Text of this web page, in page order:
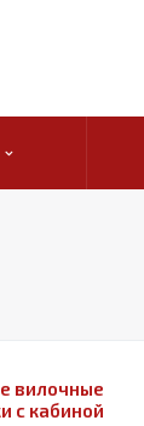
вилочные
с кабиной